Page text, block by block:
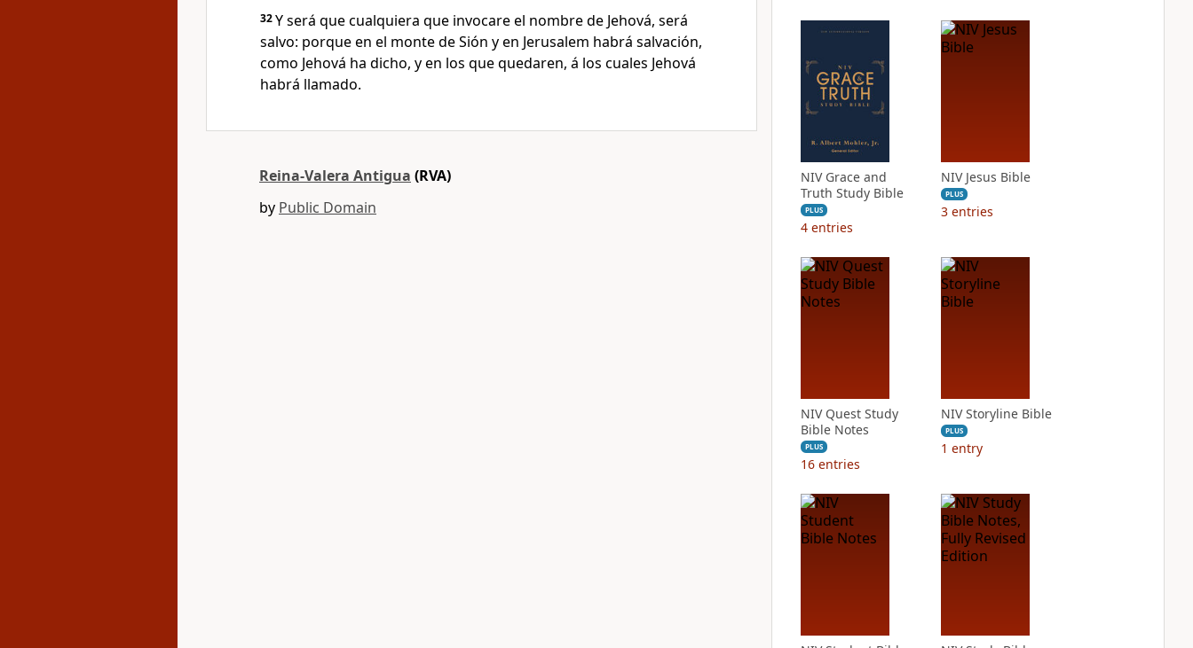
32Y será que cualquiera que invocare el nombre de Jehová, será
salvo: porque en el monte de Sión y en Jerusalem habrá salvación,
como Jehová ha dicho, y en los que quedaren, á los cuales Jehová
habrá llamado.
Reina-Valera Antigua (RVA)
by Public Domain
NIV Grace and
Truth Study Bible
PLUS
4 entries
NIV Jesus Bible
PLUS
3 entries
NIV Quest Study
Bible Notes
PLUS
16 entries
NIV Storyline Bible
PLUS
1 entry